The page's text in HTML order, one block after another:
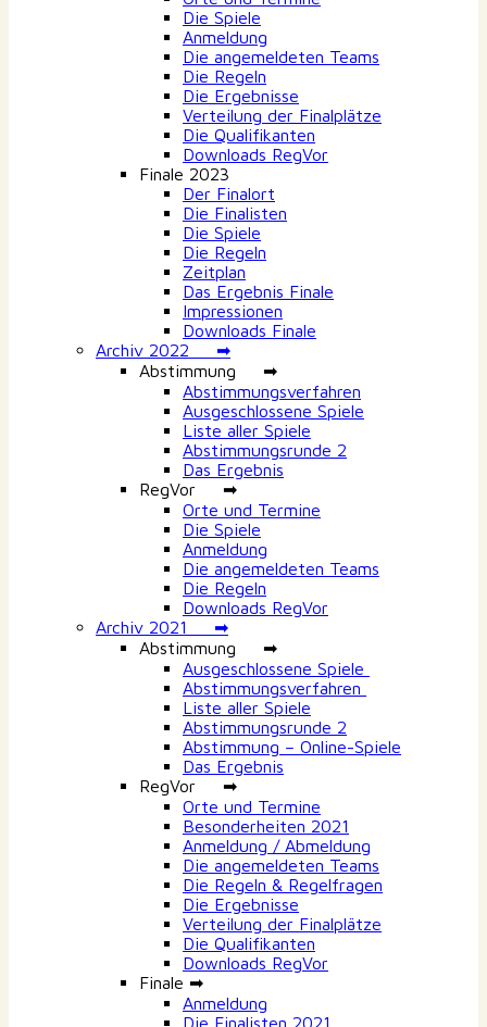
Die Spiele
Anmeldung
Die angemeldeten Teams
Die Regeln
Die Ergebnisse
Verteilung der Finalplätze
Die Qualifikanten
Downloads RegVor
Finale 2023
Der Finalort
Die Finalisten
Die Spiele
Die Regeln
Zeitplan
Das Ergebnis Finale
Impressionen
Downloads Finale
Archiv 2022 ➡
Abstimmung ➡
Abstimmungsverfahren
Ausgeschlossene Spiele
Liste aller Spiele
Abstimmungsrunde 2
Das Ergebnis
RegVor ➡
Orte und Termine
Die Spiele
Anmeldung
Die angemeldeten Teams
Die Regeln
Downloads RegVor
Archiv 2021 ➡
Abstimmung ➡
Ausgeschlossene Spiele
Abstimmungsverfahren
Liste aller Spiele
Abstimmungsrunde 2
Abstimmung – Online-Spiele
Das Ergebnis
RegVor ➡
Orte und Termine
Besonderheiten 2021
Anmeldung / Abmeldung
Die angemeldeten Teams
Die Regeln & Regelfragen
Die Ergebnisse
Verteilung der Finalplätze
Die Qualifikanten
Downloads RegVor
Finale ➡
Anmeldung
Die Finalisten 2021